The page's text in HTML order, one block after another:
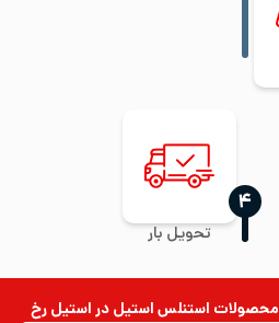
تحویل بار
‍۴
محصولات استنلس استیلدر استیل رخ